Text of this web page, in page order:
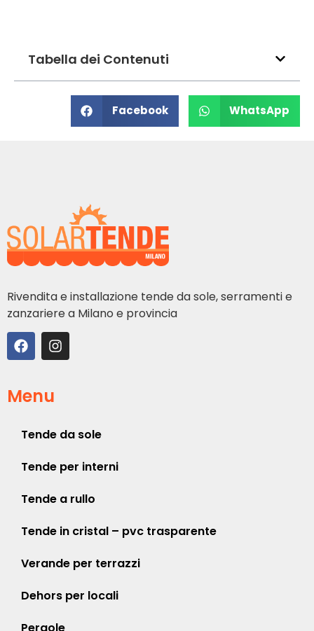
Tabella dei Contenuti
Facebook WhatsApp
Rivendita e installazione tende da sole, serramenti e
zanzariere a Milano e provincia
Menu
Tende da sole
Tende per interni
Tende a rullo
Tende in cristal – pvc trasparente
Verande per terrazzi
Dehors per locali